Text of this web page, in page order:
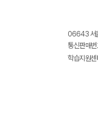
06643 서
통신판매
학습지원